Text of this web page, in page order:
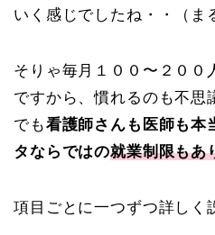
いく感じでしたね・・（ま
そりゃ毎月１００〜２００
ですから、慣れるのも不思
でも看護師さんも医師も本
タならではの就業制限もあ
項目ごとに一つずつ詳しく